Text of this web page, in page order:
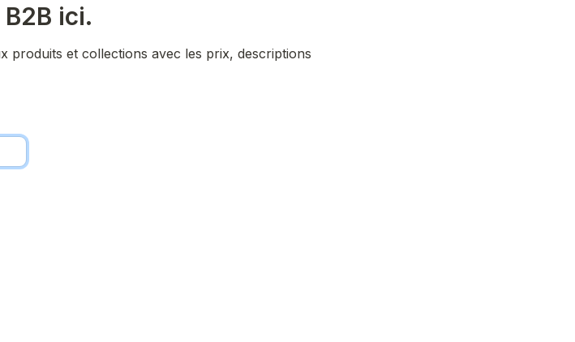
ici.
produits et collections avec les prix, descriptions